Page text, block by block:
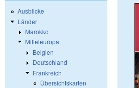
Ausblicke
Länder
Marokko
Mitteleuropa
Belgien
Deutschland
Frankreich
Übersichtskarten